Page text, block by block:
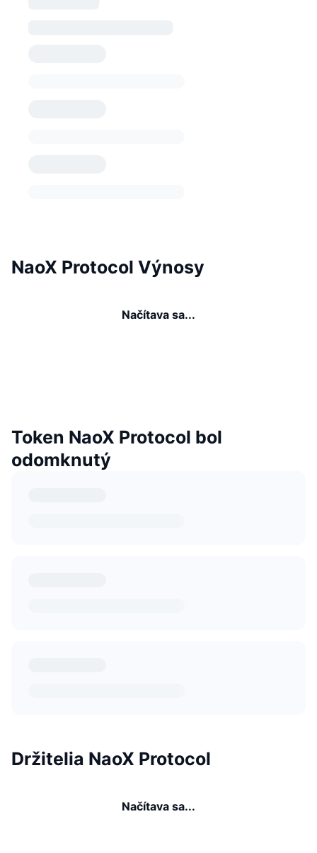
NaoX Protocol Výnosy
Načítava sa...
Token NaoX Protocol bol
odomknutý
Držitelia NaoX Protocol
Načítava sa...